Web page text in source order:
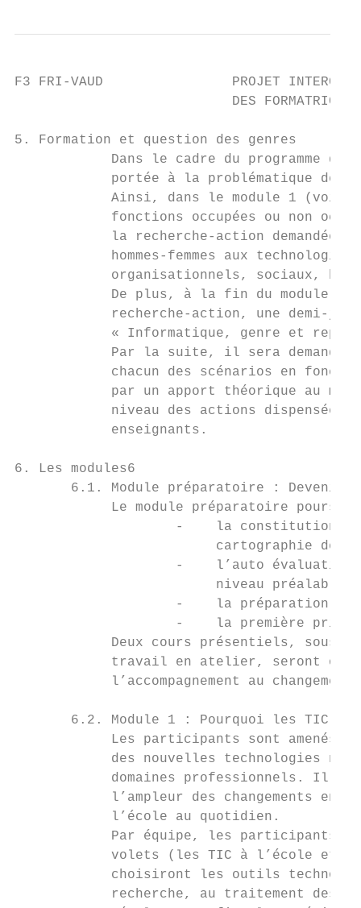
F3 FRI-VAUD                PROJET
DES
5. Formation et question des genres
Dans le cadre du programme de
portée à la problématique des
Ainsi, dans le module 1 (voir
fonctions occupées ou non
la recherche-action demandée
hommes-femmes aux
organisationnels, sociaux,
De plus, à la fin du module 1
recherche-action, une demi-
« Informatique, genre et
Par la suite, il sera demandé
chacun des scénarios en
par un apport théorique au
niveau des actions dispensées
            enseignants.
6. Les modules6
6.1. Module préparatoire : Devenir
Le module préparatoire
-    la constitution
cartographie des
-    l’auto
                         niveau préalable ;
-    la préparation
-    la première
Deux cours présentiels, sous
travail en atelier, seront
l’accompagnement au
6.2. Module 1 : Pourquoi les TIC à
Les participants sont amenés
des nouvelles technologies
domaines professionnels. Il
l’ampleur des changements en
            l’école au quotidien.
Par équipe, les participants
volets (les TIC à l’école et
choisiront les outils
recherche, au traitement des